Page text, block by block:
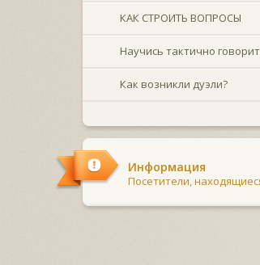
КАК СТРОИТЬ ВОПРОСЫ
Научись тактично
Как возникли дуэли?
Информация
Посетители,